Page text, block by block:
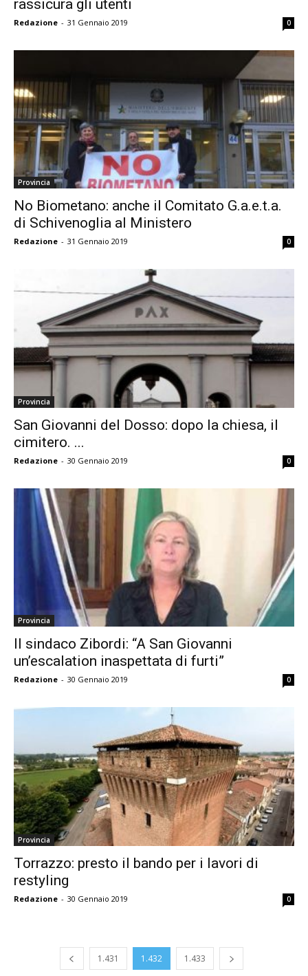
rassicura gli utenti
Redazione - 31 Gennaio 2019 0
Provincia
No Biometano: anche il Comitato G.a.e.t.a.
di Schivenoglia al Ministero
Redazione - 31 Gennaio 2019 0
Provincia
San Giovanni del Dosso: dopo la chiesa, il
cimitero. ...
Redazione - 30 Gennaio 2019 0
Provincia
Il sindaco Zibordi: “A San Giovanni
un’escalation inaspettata di furti”
Redazione - 30 Gennaio 2019 0
Provincia
Torrazzo: presto il bando per i lavori di
restyling
Redazione - 30 Gennaio 2019 0
1.431 1.432 1.433